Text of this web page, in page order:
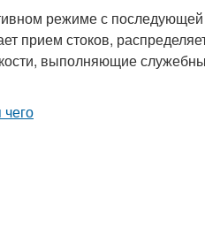
режиме с
прием стоков,
выполняющие